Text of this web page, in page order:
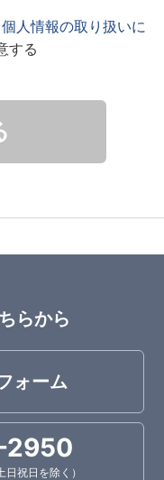
人情報の取り扱いに
する
らから
ォーム
祝日を除く）